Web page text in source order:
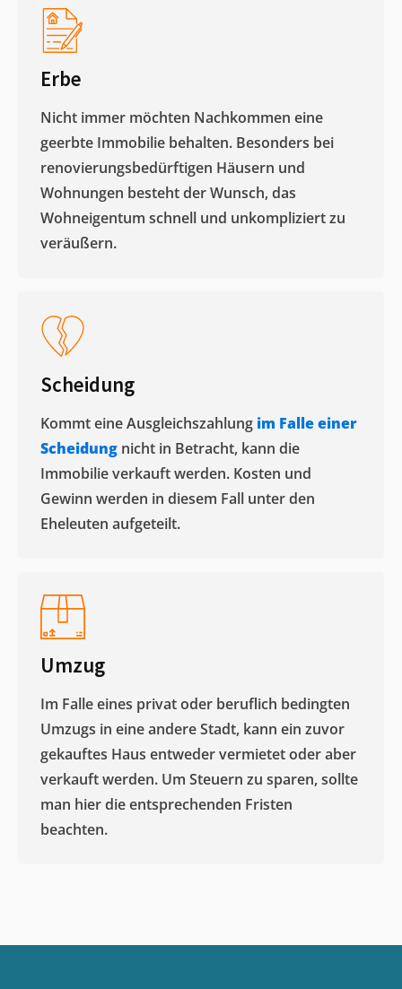
Erbe
Nicht immer möchten Nachkommen eine
geerbte Immobilie behalten. Besonders bei
renovierungsbedürftigen Häusern und
Wohnungen besteht der Wunsch, das
Wohneigentum schnell und unkompliziert zu
veräußern. ​
Scheidung
Kommt eine Ausgleichszahlung im Falle einer
Scheidung nicht in Betracht, kann die
Immobilie verkauft werden. Kosten und
Gewinn werden in diesem Fall unter den
Eheleuten aufgeteilt.​
Umzug
Im Falle eines privat oder beruflich bedingten
Umzugs in eine andere Stadt, kann ein zuvor
gekauftes Haus entweder vermietet oder aber
verkauft werden. Um Steuern zu sparen, sollte
man hier die entsprechenden Fristen
beachten.